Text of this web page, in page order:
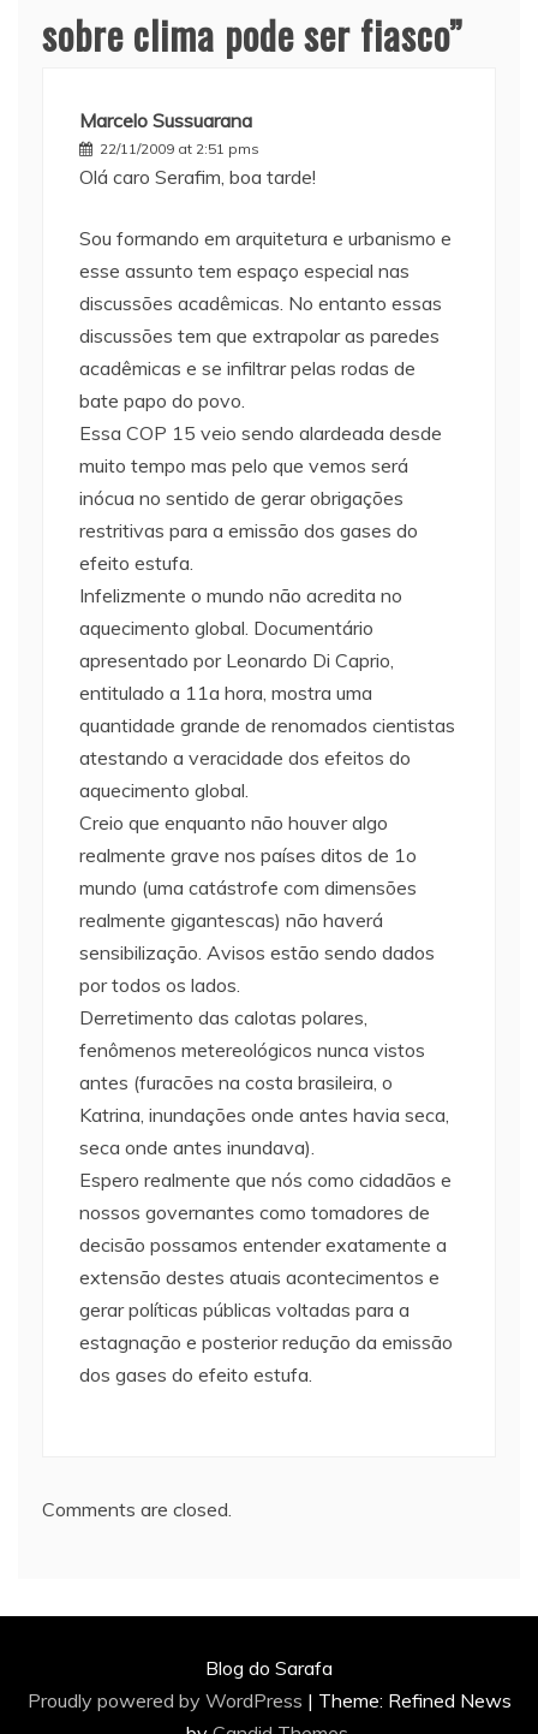
sobre clima pode ser fiasco”
Marcelo Sussuarana
22/11/2009 at 2:51 pms
Olá caro Serafim, boa tarde!
Sou formando em arquitetura e urbanismo e
esse assunto tem espaço especial nas
discussões acadêmicas. No entanto essas
discussões tem que extrapolar as paredes
acadêmicas e se infiltrar pelas rodas de
bate papo do povo.
Essa COP 15 veio sendo alardeada desde
muito tempo mas pelo que vemos será
inócua no sentido de gerar obrigações
restritivas para a emissão dos gases do
efeito estufa.
Infelizmente o mundo não acredita no
aquecimento global. Documentário
apresentado por Leonardo Di Caprio,
entitulado a 11a hora, mostra uma
quantidade grande de renomados cientistas
atestando a veracidade dos efeitos do
aquecimento global.
Creio que enquanto não houver algo
realmente grave nos países ditos de 1o
mundo (uma catástrofe com dimensões
realmente gigantescas) não haverá
sensibilização. Avisos estão sendo dados
por todos os lados.
Derretimento das calotas polares,
fenômenos metereológicos nunca vistos
antes (furacões na costa brasileira, o
Katrina, inundações onde antes havia seca,
seca onde antes inundava).
Espero realmente que nós como cidadãos e
nossos governantes como tomadores de
decisão possamos entender exatamente a
extensão destes atuais acontecimentos e
gerar políticas públicas voltadas para a
estagnação e posterior redução da emissão
dos gases do efeito estufa.
Comments are closed.
Blog do Sarafa
Proudly powered by WordPress | Theme: Refined News